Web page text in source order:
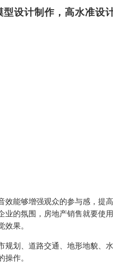
型设计制作，高水准设
能够增强观众的参与感，提
的氛围，房地产销售就要使
果。
划、道路交通、地形地貌、
作。